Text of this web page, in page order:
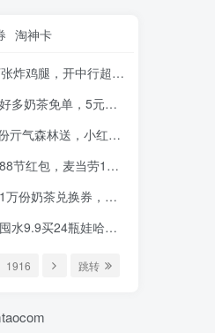
淘神卡
团奶茶0.01，加油券，千问1.8~18.8体验金等
钱卡，京东抢0.01沪上，邮储5.88元等
槛，中行电费30-10，0元柠檬水+0撸汉堡等
水，三万份瑞幸免单，霸王9万份0.01券等
给利，美团领18个冰激凌，小米每天领2-6元等等
东券，移动5元话费，麦当劳甜筒，交行立减金等
1916 跳转